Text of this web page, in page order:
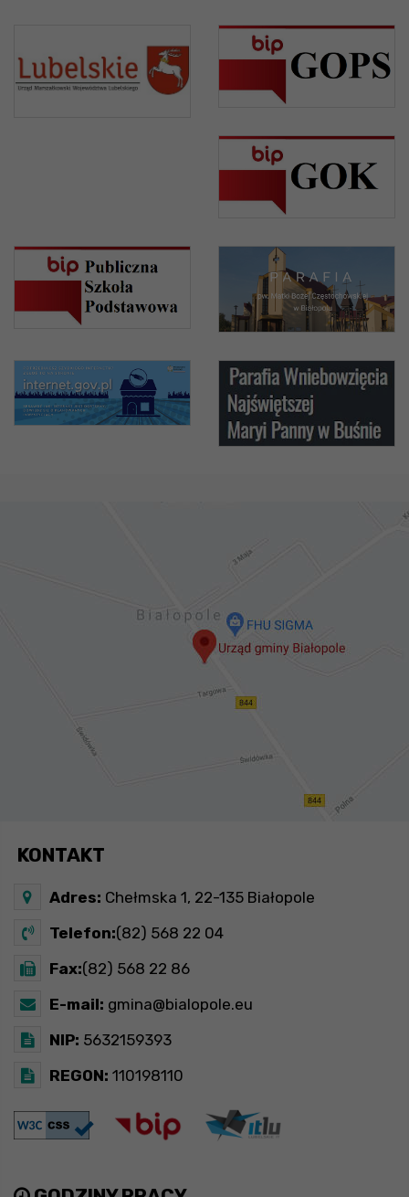
KONTAKT
Adres: Chełmska 1, 22-135 Białopole
Telefon:(82) 568 22 04
Fax:(82) 568 22 86
E-mail: gmina@bialopole.eu
NIP: 5632159393
REGON: 110198110